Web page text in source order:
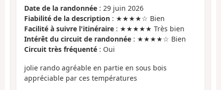
Date de la randonnée : 29 juin 2026
Fiabilité de la description : ★★★★☆ Bien
Facilité à suivre l'itinéraire : ★★★★★ Très bien
Intérêt du circuit de randonnée : ★★★★☆ Bien
Circuit très fréquenté : Oui
jolie rando agréable en partie en sous bois
appréciable par ces températures